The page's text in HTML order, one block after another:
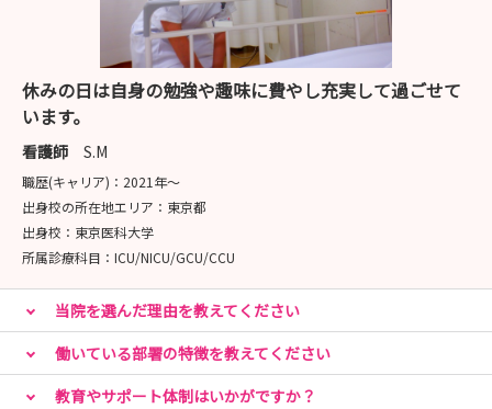
休みの日は自身の勉強や趣味に費やし充実して過ごせて
います。
看護師 S.M
職歴(キャリア)： 2021年〜
出身校の所在地エリア： 東京都
出身校： 東京医科大学
所属診療科目： ICU/NICU/GCU/CCU
当院を選んだ理由を教えてください
働いている部署の特徴を教えてください
教育やサポート体制はいかがですか？